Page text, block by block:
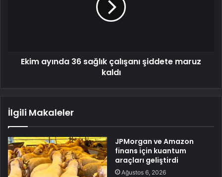
Ekim ayında 36 sağlık çalışanı şiddete maruz
kaldı
İlgili Makaleler
JPMorgan ve Amazon
finans için kuantum
araçları geliştirdi
Ağustos 6, 2026